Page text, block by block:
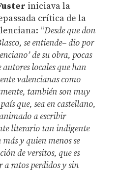
iniciava la
crítica de la
“Desde que don
se entiende– dio por
de su obra, pocas
locales que han
valencianas como
también son muy
que, sea en castellano,
a escribir
literario tan indigente
y quien menos se
de versitos, que es
a ratos perdidos y sin